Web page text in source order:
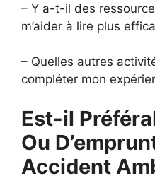
– Y a-t-il des
m’aider à lire plus
– Quelles autres
compléter mon
Est-il
Ou
Accident